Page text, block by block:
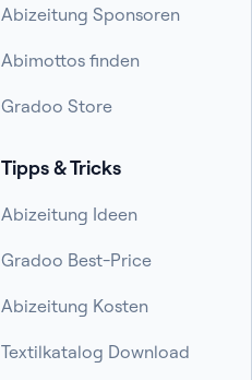
Abizeitung Sponsoren
Abimottos finden
Gradoo Store
Tipps & Tricks
Abizeitung Ideen
Gradoo Best-Price
Abizeitung Kosten
Textilkatalog Download